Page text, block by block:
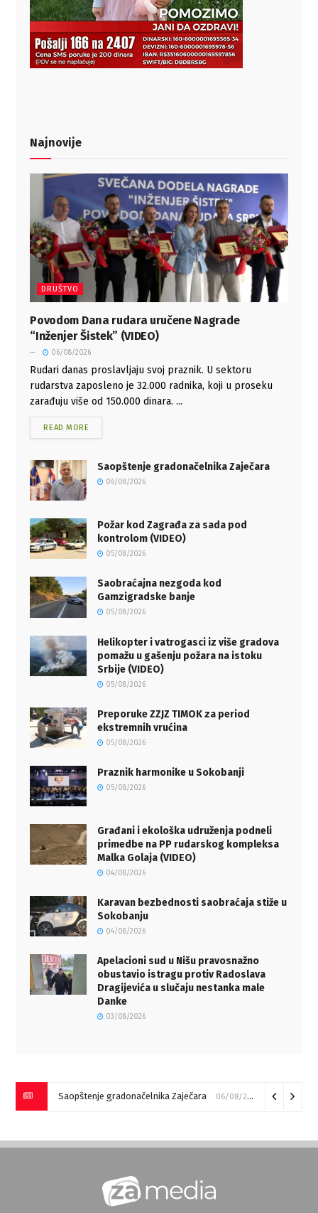
Najnovije
DRUŠTVO
Povodom Dana rudara uručene Nagrade
“Inženjer Šistek” (VIDEO)
06/08/2026
Rudari danas proslavljaju svoj praznik. U sektoru
rudarstva zaposleno je 32.000 radnika, koji u proseku
zarađuju više od 150.000 dinara. ...
READ MORE
Saopštenje gradonačelnika Zaječara
06/08/2026
Požar kod Zagrađa za sada pod
kontrolom (VIDEO)
05/08/2026
Saobraćajna nezgoda kod
Gamzigradske banje
05/08/2026
Helikopter i vatrogasci iz više gradova
pomažu u gašenju požara na istoku
Srbije (VIDEO)
05/08/2026
Preporuke ZZJZ TIMOK za period
ekstremnih vrućina
05/08/2026
Praznik harmonike u Sokobanji
05/08/2026
Građani i ekološka udruženja podneli
primedbe na PP rudarskog kompleksa
Malka Golaja (VIDEO)
04/08/2026
Karavan bezbednosti saobraćaja stiže u
Sokobanju
04/08/2026
Apelacioni sud u Nišu pravosnažno
obustavio istragu protiv Radoslava
Dragijevića u slučaju nestanka male
Danke
03/08/2026
Saopštenje gradonačelnika Zaječara 06/08/2026